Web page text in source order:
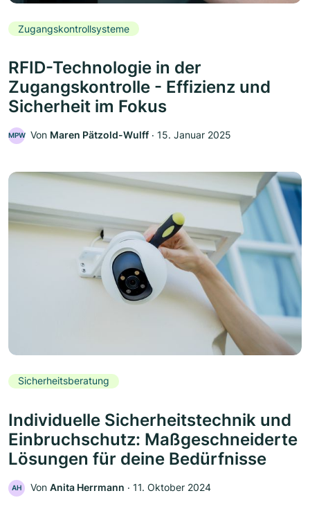
Zugangskontrollsysteme
RFID-Technologie in der
Zugangskontrolle - Effizienz und
Sicherheit im Fokus
MPW Von Maren Pätzold-Wulff ‧ 15. Januar 2025
Sicherheitsberatung
Individuelle Sicherheitstechnik und
Einbruchschutz: Maßgeschneiderte
Lösungen für deine Bedürfnisse
AH Von Anita Herrmann ‧ 11. Oktober 2024